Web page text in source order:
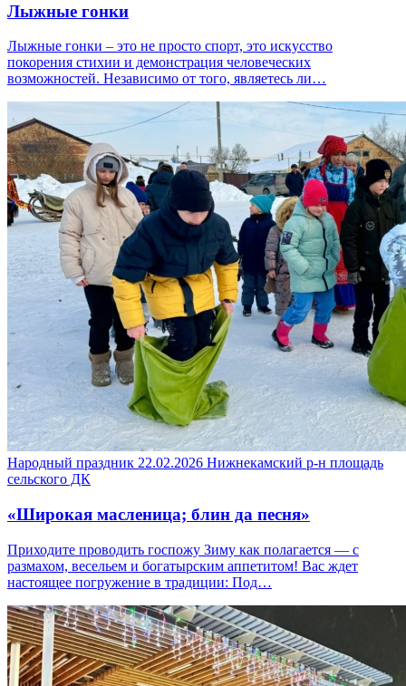
Лыжные гонки
Лыжные гонки – это не просто спорт, это искусство
покорения стихии и демонстрация человеческих
возможностей. Независимо от того, являетесь ли…
Народный праздник 22.02.2026 Нижнекамский р-н площадь
сельского ДК
«Широкая масленица; блин да песня»
Приходите проводить госпожу Зиму как полагается — с
размахом, весельем и богатырским аппетитом! Вас ждет
настоящее погружение в традиции: Под…